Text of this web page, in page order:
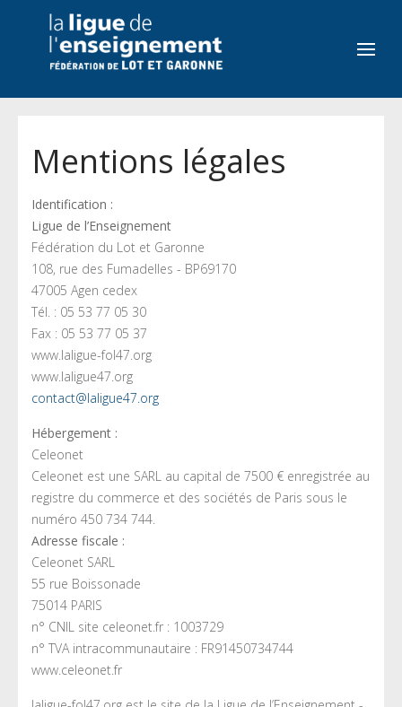
Mentions légales
Identification :
Ligue de l’Enseignement
Fédération du Lot et Garonne
108, rue des Fumadelles - BP69170
47005 Agen cedex
Tél. : 05 53 77 05 30
Fax : 05 53 77 05 37
www.laligue-fol47.org
www.laligue47.org
contact@laligue47.org
Hébergement :
Celeonet
Celeonet est une SARL au capital de 7500 € enregistrée au
registre du commerce et des sociétés de Paris sous le
numéro 450 734 744.
Adresse fiscale :
Celeonet SARL
55 rue Boissonade
75014 PARIS
n° CNIL site celeonet.fr : 1003729
n° TVA intracommunautaire : FR91450734744
www.celeonet.fr